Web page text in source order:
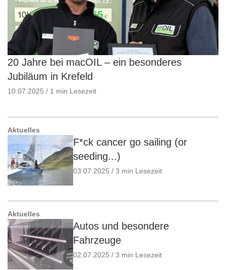
20 Jahre bei macOIL – ein besonderes
Jubiläum in Krefeld
10.07.2025 / 1 min Lesezeit
Aktuelles
F*ck cancer go sailing (or
seeding...)
03.07.2025 / 3 min Lesezeit
Aktuelles
Autos und besondere
Fahrzeuge
02.07.2025 / 3 min Lesezeit